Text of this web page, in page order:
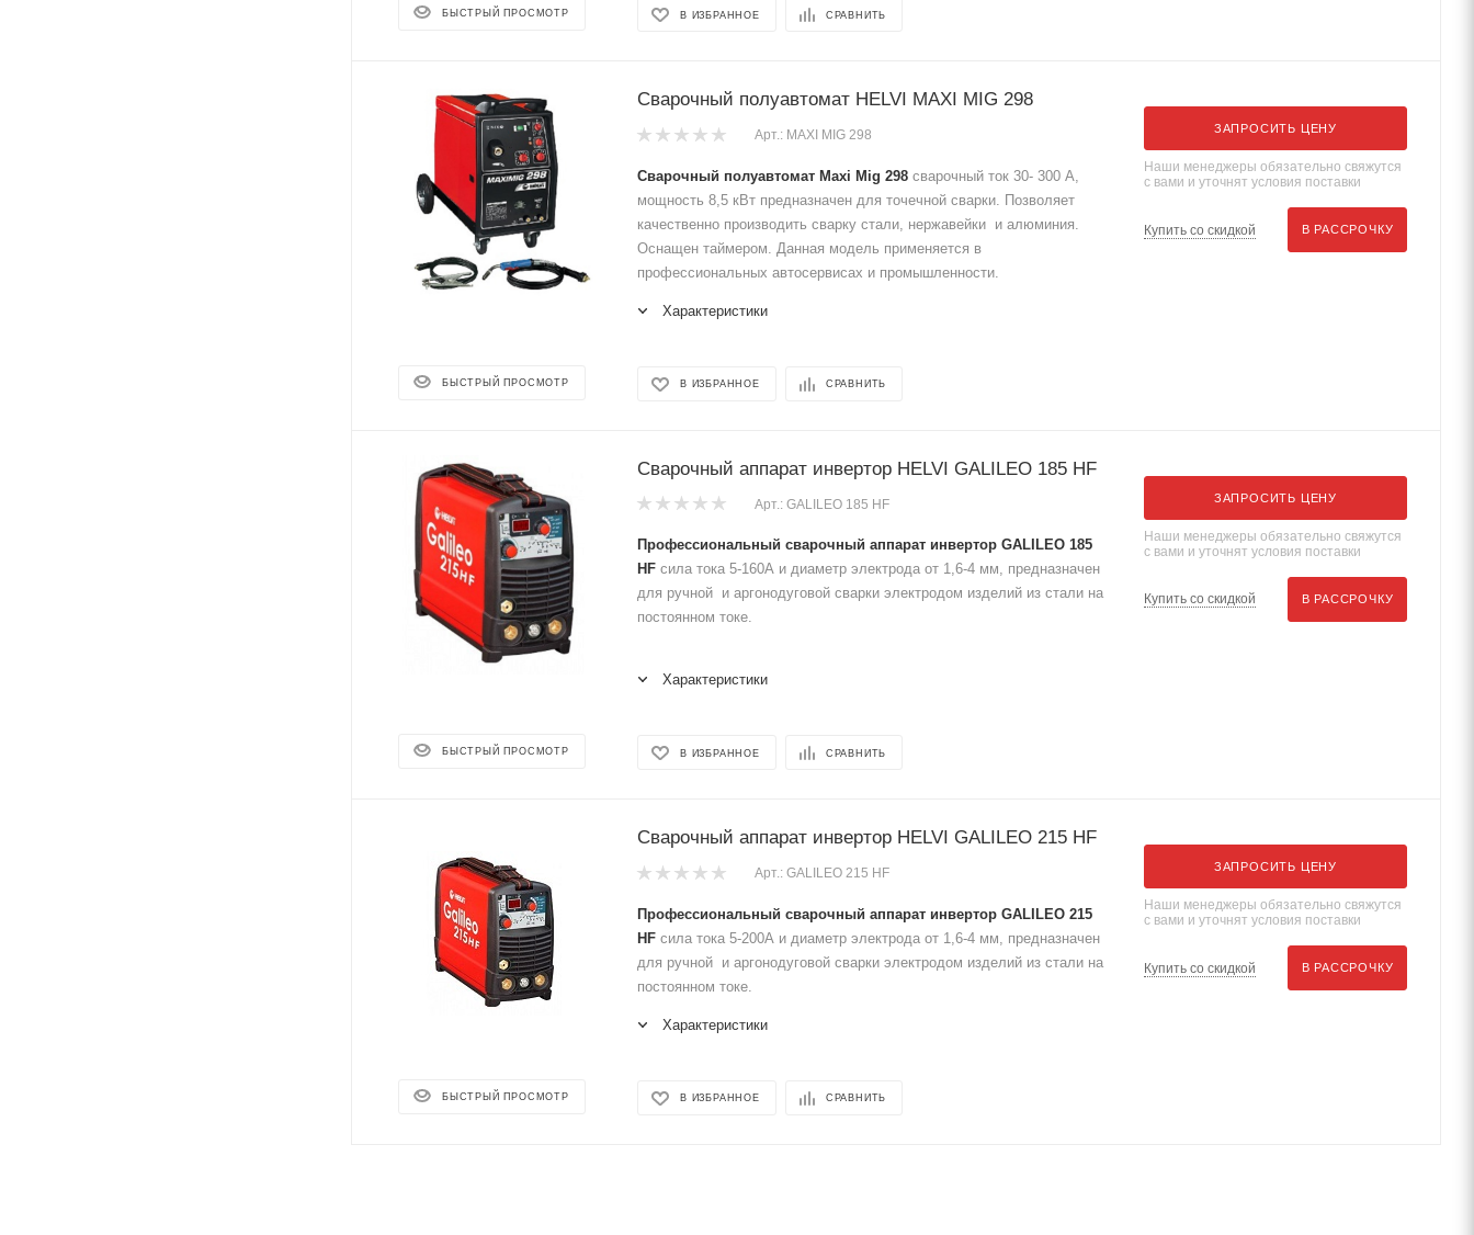
БЫСТРЫЙ ПРОСМОТР В ИЗБРАННОЕ СРАВНИТЬ
БЫСТРЫЙ ПРОСМОТР
Сварочный полуавтомат HELVI MAXI MIG 298
Арт.: MAXI MIG 298
Сварочный полуавтомат Maxi Mig 298 сварочный ток 30- 300 А,
мощность 8,5 кВт предназначен для точечной сварки. Позволяет
качественно производить сварку стали, нержавейки и алюминия.
Оснащен таймером. Данная модель применяется в
профессиональных автосервисах и промышленности.
Характеристики
В ИЗБРАННОЕ СРАВНИТЬ
ЗАПРОСИТЬ ЦЕНУ
Наши менеджеры обязательно свяжутся
с вами и уточнят условия поставки
Купить со скидкой В РАССРОЧКУ
БЫСТРЫЙ ПРОСМОТР
Сварочный аппарат инвертор HELVI GALILEO 185 HF
Арт.: GALILEO 185 HF
Профессиональный сварочный аппарат инвертор GALILEO 185
HF сила тока 5-160А и диаметр электрода от 1,6-4 мм, предназначен
для ручной и аргонодуговой сварки электродом изделий из стали на
постоянном токе.
Характеристики
В ИЗБРАННОЕ СРАВНИТЬ
ЗАПРОСИТЬ ЦЕНУ
Наши менеджеры обязательно свяжутся
с вами и уточнят условия поставки
Купить со скидкой В РАССРОЧКУ
БЫСТРЫЙ ПРОСМОТР
Сварочный аппарат инвертор HELVI GALILEO 215 HF
Арт.: GALILEO 215 HF
Профессиональный сварочный аппарат инвертор GALILEO 215
HF сила тока 5-200А и диаметр электрода от 1,6-4 мм, предназначен
для ручной и аргонодуговой сварки электродом изделий из стали на
постоянном токе.
Характеристики
В ИЗБРАННОЕ СРАВНИТЬ
ЗАПРОСИТЬ ЦЕНУ
Наши менеджеры обязательно свяжутся
с вами и уточнят условия поставки
Купить со скидкой В РАССРОЧКУ